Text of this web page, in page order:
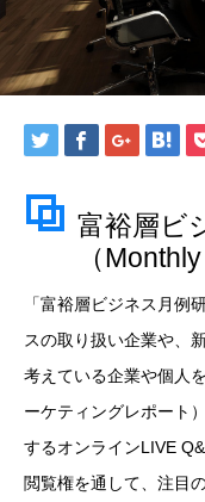
富裕層ビ
（
「富裕層ビジネス月例
スの取り扱い企業や、
考えている企業や個人
ーケティングレポート
するオンラインLIVE
閲覧権を通して、注目